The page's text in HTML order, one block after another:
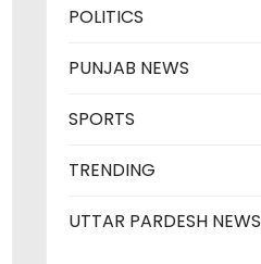
POLITICS
PUNJAB NEWS
SPORTS
TRENDING
UTTAR PARDESH NEWS